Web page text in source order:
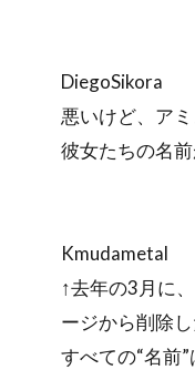
DiegoSikora
悪いけど、ア
彼女たちの名
Kmudametal
↑去年の3月に
ージから削除し
すべての“名前